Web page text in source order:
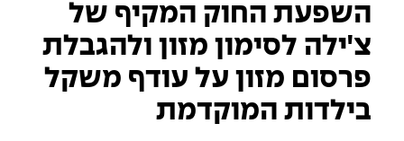
השפעת החוק המקיף של
צ'ילה לסימון מזון ולהגבלת
פרסום מזון על עודף משקל
בילדות המוקדמת